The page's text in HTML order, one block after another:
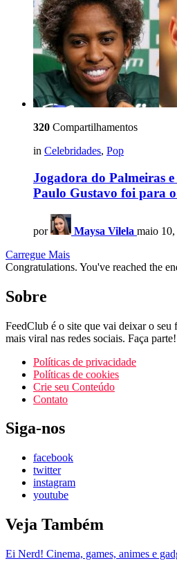
320 Compartilhamentos
in Celebridades, Pop
Jogadora do Palmeiras e
Paulo Gustavo foi para
por Maysa Vilela maio
Carregue Mais
Congratulations. You've reached the
Sobre
FeedClub é o site que vai deixar o seu
mais viral nas redes sociais. Faça
Políticas de privacidade
Políticas de cookies
Crie seu Conteúdo
Contato
Siga-nos
facebook
twitter
instagram
youtube
Veja Também
Ei Nerd! Cinema, games, animes e